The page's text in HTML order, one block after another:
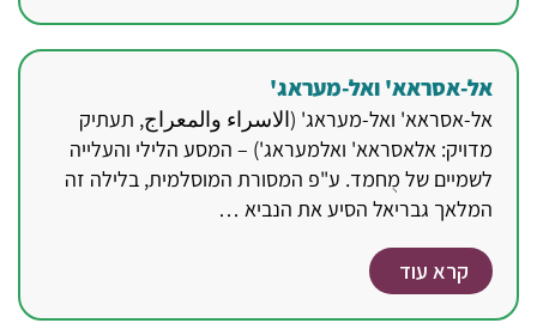
אל-אסראא' ואל-מעראג'
אל-אסראא' ואל-מעראג' (الاسراء والمعراج, תעתיק
מדויק: אלאסראא' ואלמעראג') – המסע הלילי והעלייה
לשמיים של מֻחמד. ע"פ המסורת המוסלמית, בלילה זה
המלאך גבריאל הסיע את הנביא …
קרא עוד